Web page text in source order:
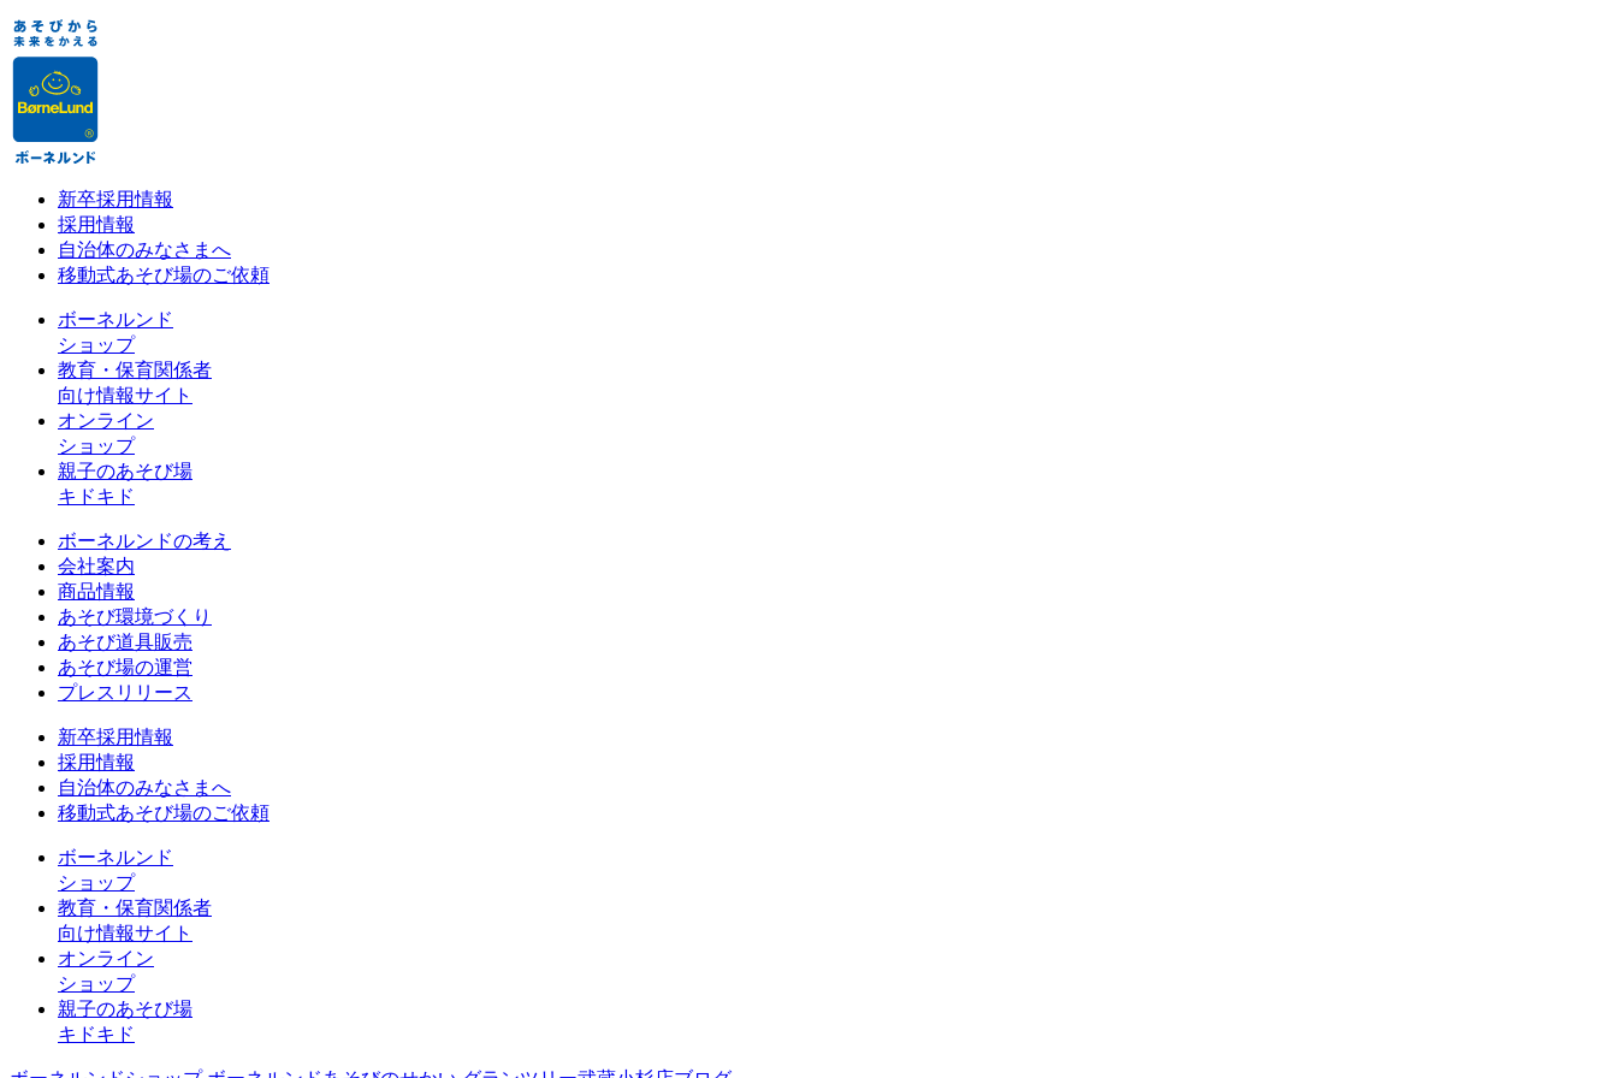
新卒採用情報
採用情報
自治体のみなさまへ
移動式あそび場のご依頼
ボーネルンド
ショップ
教育・保育関係者
向け情報サイト
オンライン
ショップ
親子のあそび場
キドキド
ボーネルンドの考え
会社案内
商品情報
あそび環境づくり
あそび道具販売
あそび場の運営
プレスリリース
新卒採用情報
採用情報
自治体のみなさまへ
移動式あそび場のご依頼
ボーネルンド
ショップ
教育・保育関係者
向け情報サイト
オンライン
ショップ
親子のあそび場
キドキド